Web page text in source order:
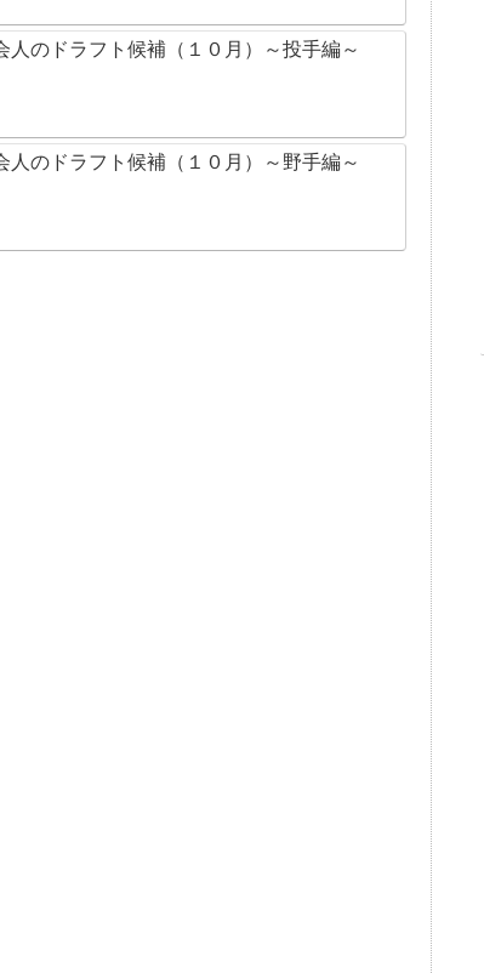
人のドラフト候補（１０月）～投手編～
人のドラフト候補（１０月）～野手編～